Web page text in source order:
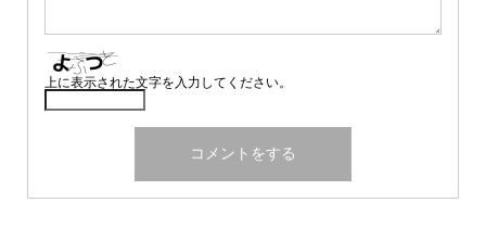
上に表示された文字を入力してください。